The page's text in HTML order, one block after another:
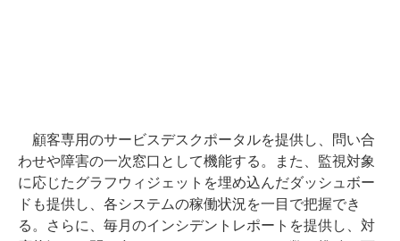
顧客専用のサービスデスクポータルを提供し、問い合
わせや障害の一次窓口として機能する。また、監視対象
に応じたグラフウィジェットを埋め込んだダッシュボー
ドも提供し、各システムの稼働状況を一目で把握でき
る。さらに、毎月のインシデントレポートを提供し、対